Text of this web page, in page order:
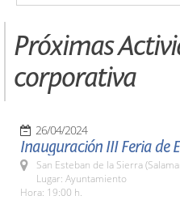
Próximas
corporativa
26/04/2024
Inauguración III Feria de
San Esteban de la Sierra
Lugar: Ayuntamiento
Hora: 19:00 h.